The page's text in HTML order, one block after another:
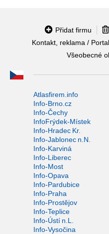
Přidat firmu
Kontakt, reklama /
Všeobecné
Atlasfirem.info
Info-Brno.cz
Info-Čechy
InfoFrýdek-Místek
Info-Hradec Kr.
Info-Jablonec n.N.
Info-Karviná
Info-Liberec
Info-Most
Info-Opava
Info-Pardubice
Info-Praha
Info-Prostějov
Info-Teplice
Info-Ústí n.L.
Info-Vysočina